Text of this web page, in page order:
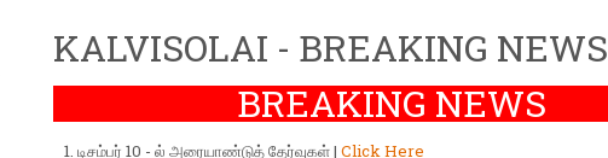
KALVISOLAI - BREAKING NEWS
BREAKING NEWS
டிசம்பர் 10 - ல் அரையாண்டுத் தேர்வுகள் | Click Here